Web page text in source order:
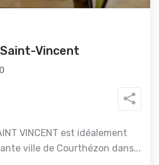
Saint-Vincent
VINCENT est idéalement
ville de Courthézon dans...